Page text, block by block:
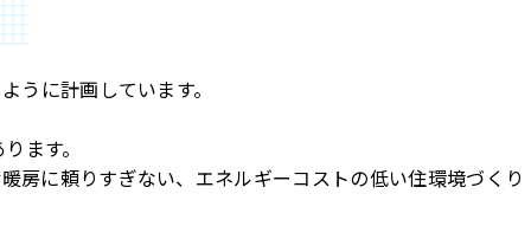
に計画しています。
ます。
房に頼りすぎない、エネルギーコストの低い住環境づくり